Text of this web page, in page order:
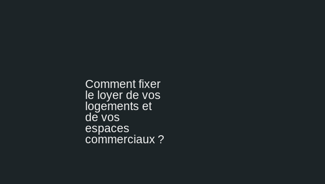
Comment fixer
le loyer de vos
logements et
de vos
espaces
commerciaux ?